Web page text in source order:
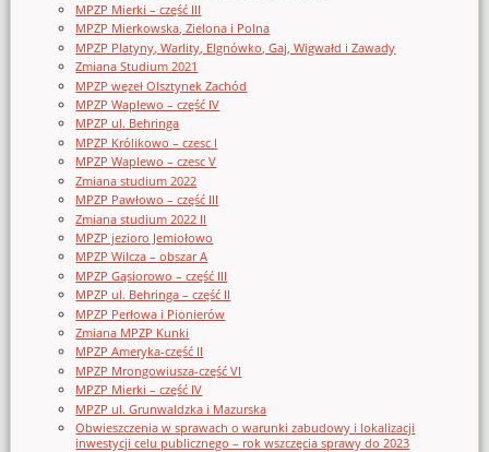
MPZP Mierki – część III
MPZP Mierkowska, Zielona i Polna
MPZP Platyny, Warlity, Elgnówko, Gaj, Wigwałd i Zawady
Zmiana Studium 2021
MPZP węzeł Olsztynek Zachód
MPZP Waplewo – część IV
MPZP ul. Behringa
MPZP Królikowo – czesc I
MPZP Waplewo – czesc V
Zmiana studium 2022
MPZP Pawłowo – część III
Zmiana studium 2022 II
MPZP jezioro Jemiołowo
MPZP Wilcza – obszar A
MPZP Gąsiorowo – część III
MPZP ul. Behringa – część II
MPZP Perłowa i Pionierów
Zmiana MPZP Kunki
MPZP Ameryka-część II
MPZP Mrongowiusza-część VI
MPZP Mierki – część IV
MPZP ul. Grunwaldzka i Mazurska
Obwieszczenia w sprawach o warunki zabudowy i lokalizacji
inwestycji celu publicznego – rok wszczęcia sprawy do 2023